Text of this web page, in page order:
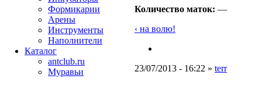
Количество маток: —
‹ на волю!
23/07/2013 - 16:22 » terr
Формикарии
Арены
Инструменты
Наполнители
Каталог
antclub.ru
Муравьи